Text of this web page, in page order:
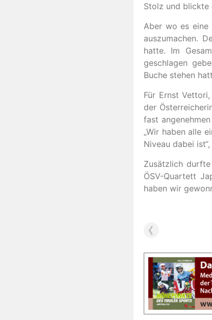
Stolz und blickte
Aber wo es eine
auszumachen.
hatte. Im
geschlagen
Buche stehen
Für Ernst
der
fast
„Wir haben alle
Niveau dabei
Zusätzlich
ÖSV-Quartett
haben wir